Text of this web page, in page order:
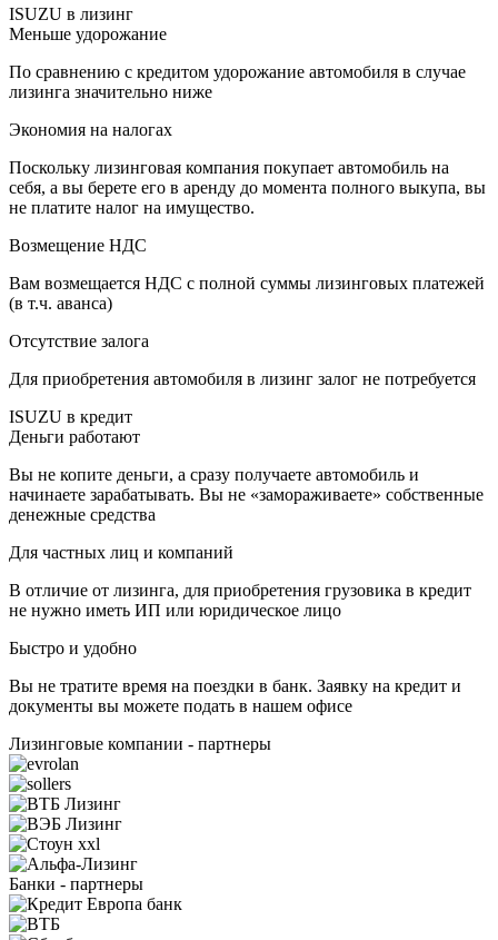
ISUZU в лизинг
Меньше удорожание
По сравнению с кредитом удорожание автомобиля в случае
лизинга значительно ниже
Экономия на налогах
Поскольку лизинговая компания покупает автомобиль на
себя, а вы берете его в аренду до момента полного выкупа, вы
не платите налог на имущество.
Возмещение НДС
Вам возмещается НДС с полной суммы лизинговых платежей
(в т.ч. аванса)
Отсутствие залога
Для приобретения автомобиля в лизинг залог не потребуется
ISUZU в кредит
Деньги работают
Вы не копите деньги, а сразу получаете автомобиль и
начинаете зарабатывать. Вы не «замораживаете» собственные
денежные средства
Для частных лиц и компаний
В отличие от лизинга, для приобретения грузовика в кредит
не нужно иметь ИП или юридическое лицо
Быстро и удобно
Вы не тратите время на поездки в банк. Заявку на кредит и
документы вы можете подать в нашем офисе
Лизинговые компании - партнеры
Банки - партнеры